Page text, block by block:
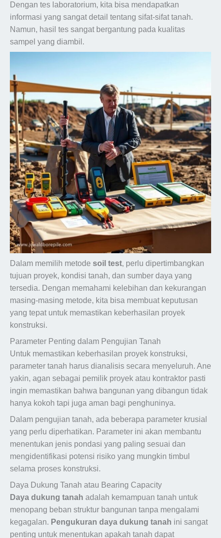
Dengan tes laboratorium, kita bisa mendapatkan
informasi yang sangat detail tentang sifat-sifat tanah.
Namun, hasil tes sangat bergantung pada kualitas
sampel yang diambil.
Dalam memilih metode soil test, perlu dipertimbangkan
tujuan proyek, kondisi tanah, dan sumber daya yang
tersedia. Dengan memahami kelebihan dan kekurangan
masing-masing metode, kita bisa membuat keputusan
yang tepat untuk memastikan keberhasilan proyek
konstruksi.
Parameter Penting dalam Pengujian Tanah
Untuk memastikan keberhasilan proyek konstruksi,
parameter tanah harus dianalisis secara menyeluruh. Ane
yakin, agan sebagai pemilik proyek atau kontraktor pasti
ingin memastikan bahwa bangunan yang dibangun tidak
hanya kokoh tapi juga aman bagi penghuninya.
Dalam pengujian tanah, ada beberapa parameter krusial
yang perlu diperhatikan. Parameter ini akan membantu
menentukan jenis pondasi yang paling sesuai dan
mengidentifikasi potensi risiko yang mungkin timbul
selama proses konstruksi.
Daya Dukung Tanah atau Bearing Capacity
Daya dukung tanah adalah kemampuan tanah untuk
menopang beban struktur bangunan tanpa mengalami
kegagalan. Pengukuran daya dukung tanah ini sangat
penting untuk menentukan apakah tanah dapat